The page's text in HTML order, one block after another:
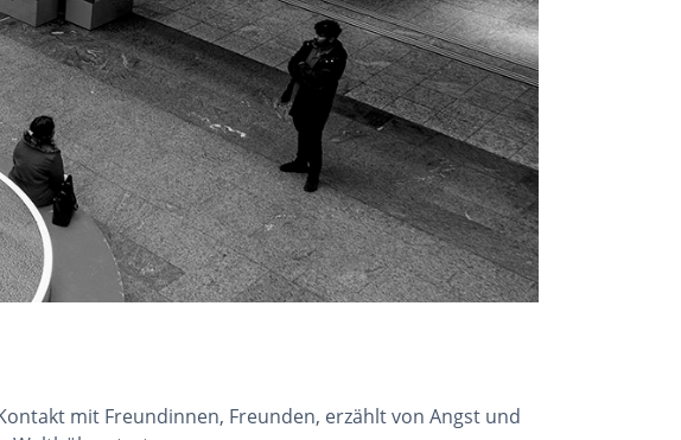
mit Freundinnen, Freunden, erzählt von Angst und